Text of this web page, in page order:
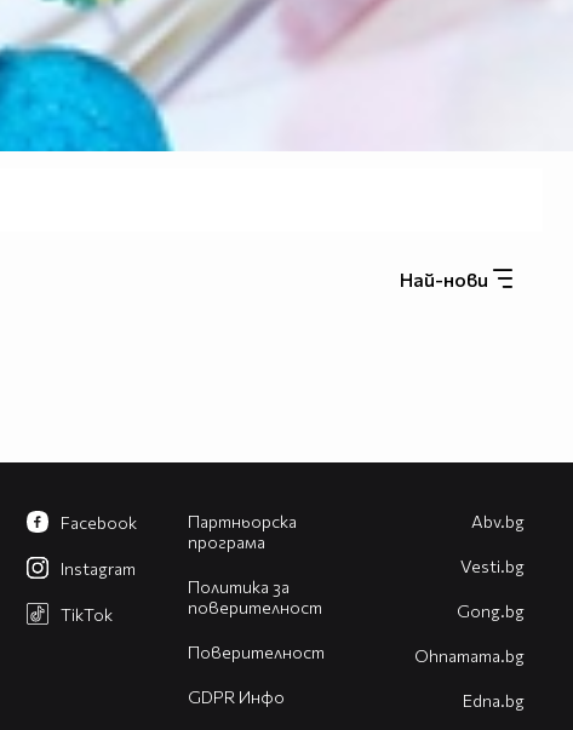
Най-нови
Партньорска
програма
Политика за
поверителност
Поверителност
GDPR Инфо
Facebook
Instagram
TikTok
Abv.bg
Vesti.bg
Gong.bg
Оhnamama.bg
Edna.bg